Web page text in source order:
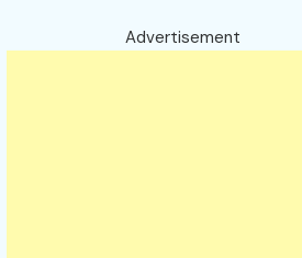
Advertisement